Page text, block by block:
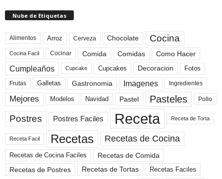
Nube de Etiquetas
Alimentos Arroz Cerveza Chocolate Cocina
Cocina Facil Cocinar Comida Comidas Como Hacer
Cumpleaños Cupcake Cupcakes Decoracion Fotos
Frutas Galletas Gastronomia Imagenes Ingredientes
Mejores Modelos Navidad Pastel Pasteles Pollo
Postres Postres Faciles Receta Receta de Torta
Receta Facil Recetas Recetas de Cocina
Recetas de Cocina Faciles
Recetas de Comida
Recetas de Postres
Recetas de Tortas Recetas Faciles